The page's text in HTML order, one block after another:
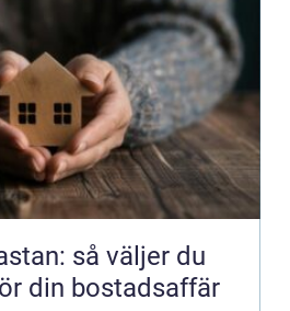
så väljer du
din bostadsaffär